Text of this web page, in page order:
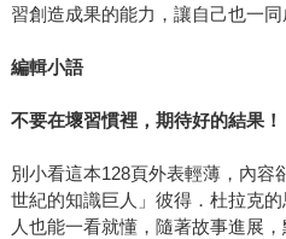
習創造成果的能力，讓自己也一
編輯小語
不要在壞習慣裡，期待好的結果！
別小看這本128頁外表輕薄，內容
世紀的知識巨人」彼得．杜拉克
人也能一看就懂，隨著故事進展